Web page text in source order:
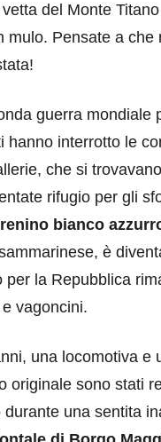
del Monte
mulo. Pensate a che
guerra mondiale
hanno interrotto le
che si
rifugio per gli
bianco
è
per la Repubblica
vagoncini.
una locomotiva e
originale sono stati
durante una sentita